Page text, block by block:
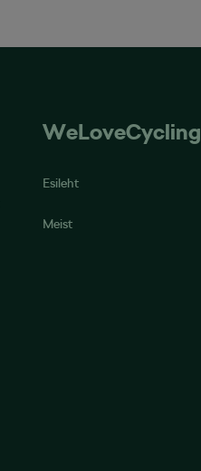
WeLoveCycling
Esileht
Meist